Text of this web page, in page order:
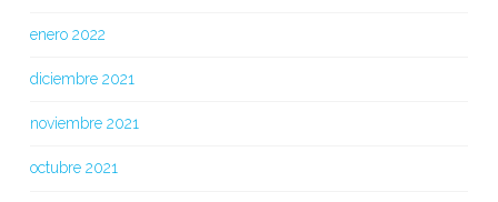
enero 2022
diciembre 2021
noviembre 2021
octubre 2021